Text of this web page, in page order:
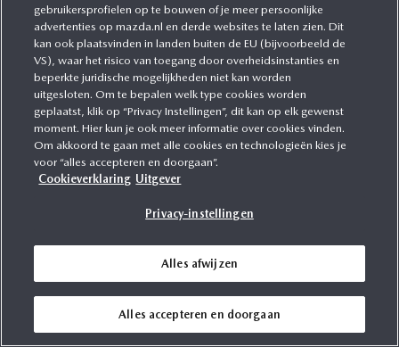
03-06-26
KOPERSDILEMMA: BENZINE, PLUG-IN
HYBRIDE OF VOLLEDIG ELEKTRISCH, WAT IS
DE BESTE KEUZE?
Vroeger was het makkelijk. Je ging naar de dealer, koos een kleur,
al bij de aandrijflijn. Er is meer keuze dan ooit! Maar wat past nou
eigenlijk het beste bij jouw leven? Een benzineauto met milde
elektrische ondersteuning? Een plug-in hybride? Of toch volledig
elektrisch? […]
gebruikersprofielen op te bouwen of je meer persoonlijke
advertenties op mazda.nl en derde websites te laten zien. Dit
kan ook plaatsvinden in landen buiten de EU (bijvoorbeeld de
VS), waar het risico van toegang door overheidsinstanties en
beperkte juridische mogelijkheden niet kan worden
uitgesloten. Om te bepalen welk type cookies worden
geplaatst, klik op “Privacy Instellingen”, dit kan op elk gewenst
moment. Hier kun je ook meer informatie over cookies vinden.
Om akkoord te gaan met alle cookies en technologieën kies je
voor “alles accepteren en doorgaan”.
Cookieverklaring Uitgever
Privacy-instellingen
Alles afwijzen
Alles accepteren en doorgaan